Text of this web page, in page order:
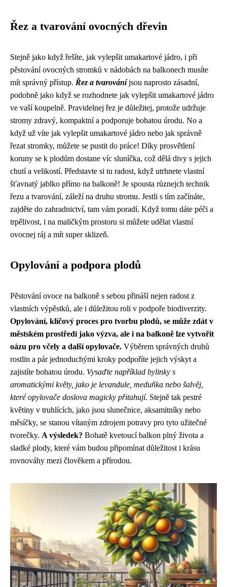
Řez a tvarování ovocných dřevin
Stejně jako když řešíte, jak vylepšit umakartové jádro, i při
pěstování ovocných stromků v nádobách na balkonech musíte
mít správný přístup. Řez a tvarováníjsou naprosto zásadní,
podobně jako když se rozhodnete jak vylepšit umakartové jádro
ve vaší koupelně. Pravidelnej řez je důležitej, protože udržuje
stromy zdravý, kompaktní a podporuje bohatou úrodu. No a
když už víte jak vylepšit umakartové jádro nebo jak správně
řezat stromky, můžete se pustit do práce! Díky prosvětlení
koruny se k plodům dostane víc sluníčka, což dělá divy s jejich
chutí a velikostí. Představte si tu radost, když utrhnete vlastní
šťavnatý jablko přímo na balkoně! Je spousta různejch technik
řezu a tvarování, záleží na druhu stromu. Jestli s tím začínáte,
zajděte do zahradnictví, tam vám poradí. Když tomu dáte péči a
trpělivost, i na maličkým prostoru si můžete udělat vlastní
ovocnej ráj a mít super sklizeň.
Opylování a podpora plodů
Pěstování ovoce na balkoně s sebou přináší nejen radost z
vlastních výpěstků, ale i důležitou roli v podpoře biodiverzity.
Opylování, klíčový proces pro tvorbu plodů, se může zdát v
městském prostředí jako výzva, ale i na balkoně lze vytvořit
oázu pro včely a další opylovače. Výběrem správných druhů
rostlin a pár jednoduchými kroky podpoříte jejich výskyt a
zajistíte bohatou úrodu. Vysaďte například bylinky s
aromatickými květy, jako je levandule, meduňka nebo šalvěj,
které opylovače doslova magicky přitahují. Stejně tak pestré
květiny v truhlících, jako jsou slunečnice, aksamitníky nebo
měsíčky, se stanou vítaným zdrojem potravy pro tyto užitečné
tvorečky. A výsledek? Bohatě kvetoucí balkon plný života a
sladké plody, které vám budou připomínat důležitost i krásu
rovnováhy mezi člověkem a přírodou.